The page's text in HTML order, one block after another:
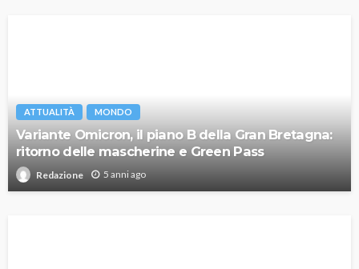
ATTUALITÀ MONDO
Variante Omicron, il piano B della Gran Bretagna:
ritorno delle mascherine e Green Pass
Redazione 5 anni ago